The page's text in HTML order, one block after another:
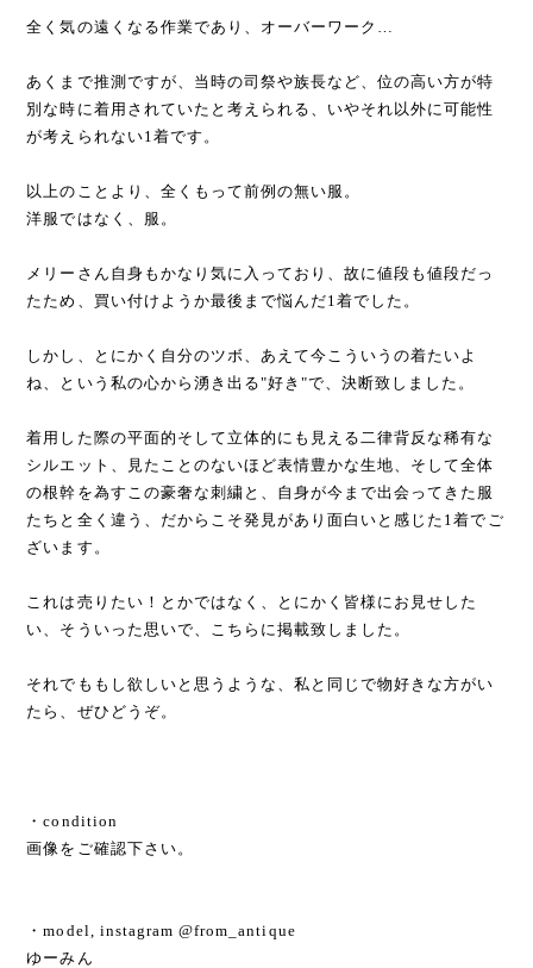
全く気の遠くなる作業であり、オーバーワーク…
あくまで推測ですが、当時の司祭や族長など、位の高い方が特
別な時に着用されていたと考えられる、いやそれ以外に可能性
が考えられない1着です。
以上のことより、全くもって前例の無い服。
洋服ではなく、服。
メリーさん自身もかなり気に入っており、故に値段も値段だっ
たため、買い付けようか最後まで悩んだ1着でした。
しかし、とにかく自分のツボ、あえて今こういうの着たいよ
ね、という私の心から湧き出る"好き"で、決断致しました。
着用した際の平面的そして立体的にも見える二律背反な稀有な
シルエット、見たことのないほど表情豊かな生地、そして全体
の根幹を為すこの豪奢な刺繍と、自身が今まで出会ってきた服
たちと全く違う、だからこそ発見があり面白いと感じた1着でご
ざいます。
これは売りたい！とかではなく、とにかく皆様にお見せした
い、そういった思いで、こちらに掲載致しました。
それでももし欲しいと思うような、私と同じで物好きな方がい
たら、ぜひどうぞ。
・condition
画像をご確認下さい。
・model, instagram @from_antique
ゆーみん